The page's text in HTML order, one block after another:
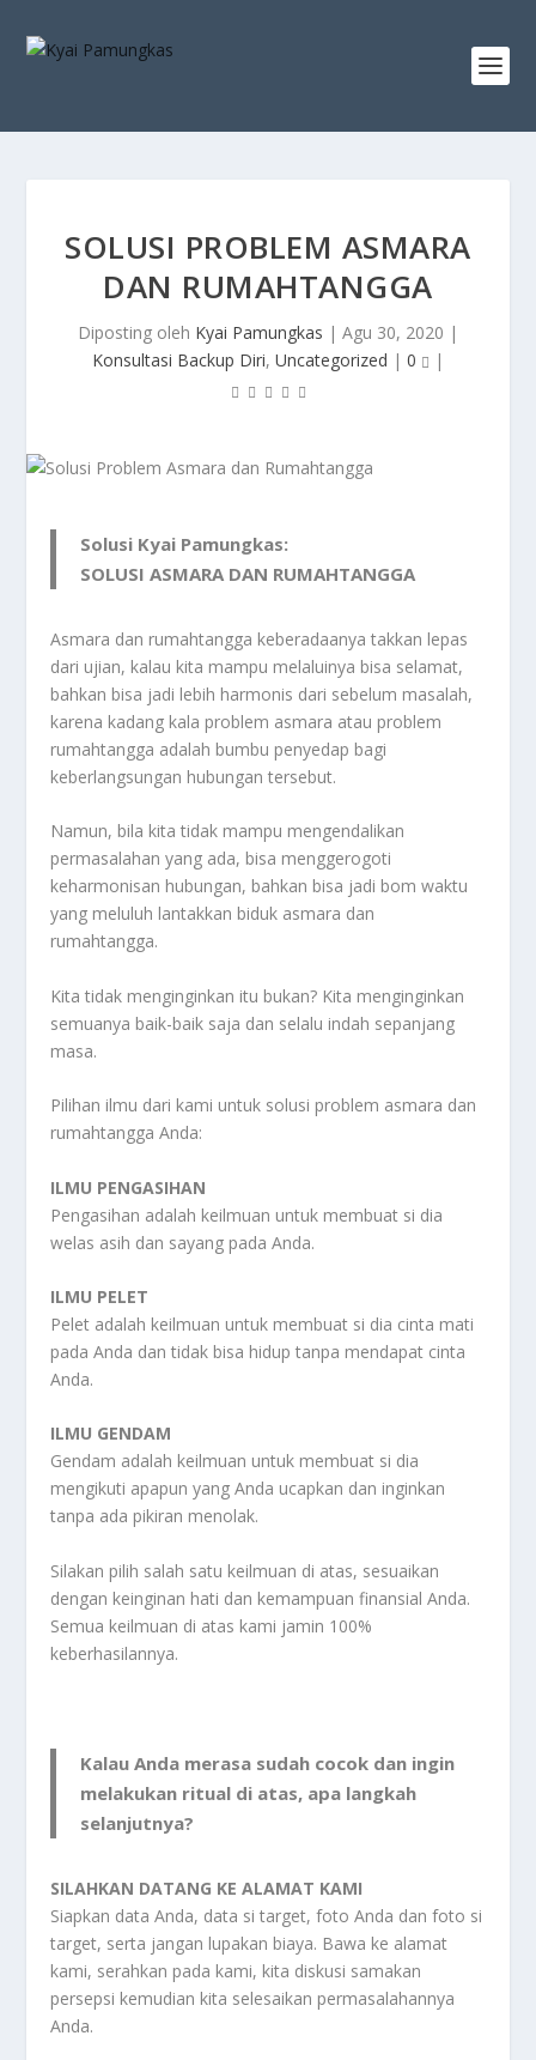
SOLUSI PROBLEM ASMARA
DAN RUMAHTANGGA
Diposting oleh Kyai Pamungkas | Agu 30, 2020 |
Konsultasi Backup Diri, Uncategorized | 0 |
Solusi Kyai Pamungkas:
SOLUSI ASMARA DAN RUMAHTANGGA
Asmara dan rumahtangga keberadaanya takkan lepas
dari ujian, kalau kita mampu melaluinya bisa selamat,
bahkan bisa jadi lebih harmonis dari sebelum masalah,
karena kadang kala problem asmara atau problem
rumahtangga adalah bumbu penyedap bagi
keberlangsungan hubungan tersebut.
Namun, bila kita tidak mampu mengendalikan
permasalahan yang ada, bisa menggerogoti
keharmonisan hubungan, bahkan bisa jadi bom waktu
yang meluluh lantakkan biduk asmara dan
rumahtangga.
Kita tidak menginginkan itu bukan? Kita menginginkan
semuanya baik-baik saja dan selalu indah sepanjang
masa.
Pilihan ilmu dari kami untuk solusi problem asmara dan
rumahtangga Anda:
ILMU PENGASIHAN
Pengasihan adalah keilmuan untuk membuat si dia
welas asih dan sayang pada Anda.
ILMU PELET
Pelet adalah keilmuan untuk membuat si dia cinta mati
pada Anda dan tidak bisa hidup tanpa mendapat cinta
Anda.
ILMU GENDAM
Gendam adalah keilmuan untuk membuat si dia
mengikuti apapun yang Anda ucapkan dan inginkan
tanpa ada pikiran menolak.
Silakan pilih salah satu keilmuan di atas, sesuaikan
dengan keinginan hati dan kemampuan finansial Anda.
Semua keilmuan di atas kami jamin 100%
keberhasilannya.
Kalau Anda merasa sudah cocok dan ingin
melakukan ritual di atas, apa langkah
selanjutnya?
SILAHKAN DATANG KE ALAMAT KAMI
Siapkan data Anda, data si target, foto Anda dan foto si
target, serta jangan lupakan biaya. Bawa ke alamat
kami, serahkan pada kami, kita diskusi samakan
persepsi kemudian kita selesaikan permasalahannya
Anda.